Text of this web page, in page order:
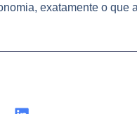
exatamente o que